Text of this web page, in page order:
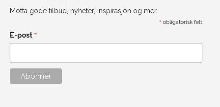
Motta gode tilbud, nyheter, inspirasjon og mer.
* obligatorisk felt
E-post *